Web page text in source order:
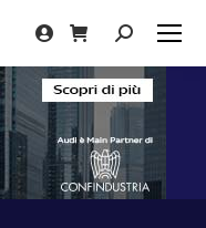
Cerca: